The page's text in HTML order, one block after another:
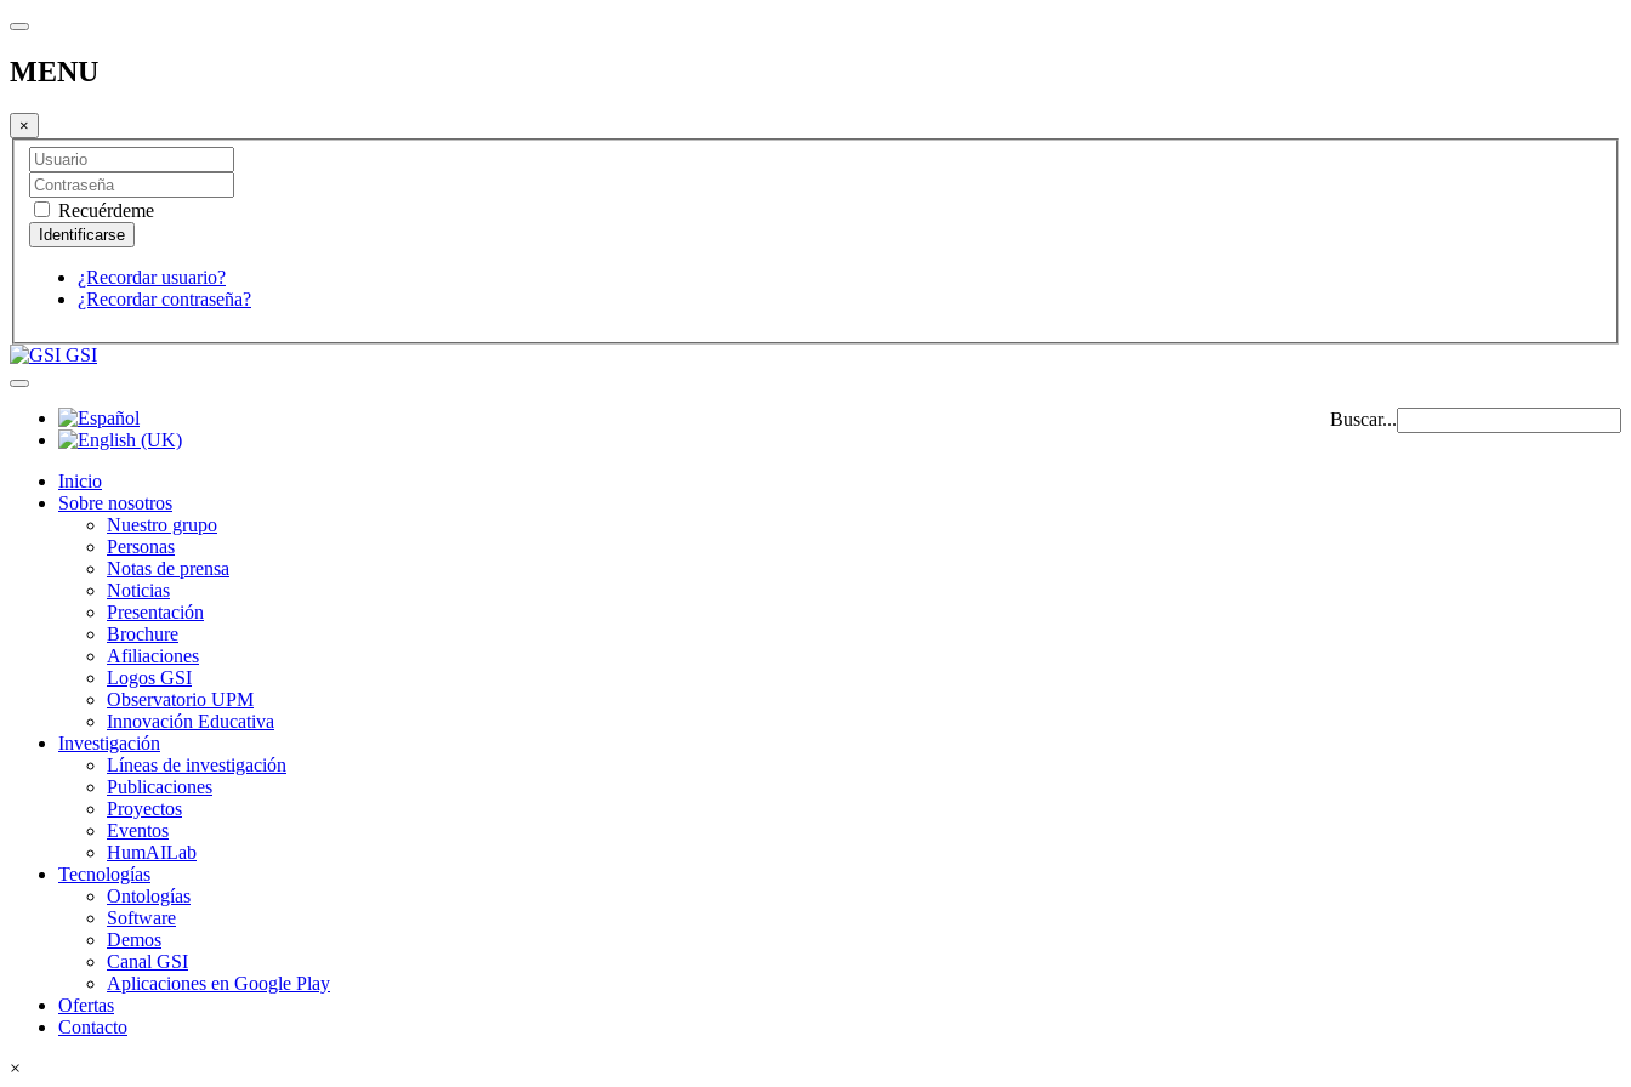
MENU
×
Recuérdeme
¿Recordar usuario?
¿Recordar contraseña?
GSI
Buscar...
Inicio
Sobre nosotros
Nuestro grupo
Personas
Notas de prensa
Noticias
Presentación
Brochure
Afiliaciones
Logos GSI
Observatorio UPM
Innovación Educativa
Investigación
Líneas de investigación
Publicaciones
Proyectos
Eventos
HumAILab
Tecnologías
Ontologías
Software
Demos
Canal GSI
Aplicaciones en Google Play
Ofertas
Contacto
×